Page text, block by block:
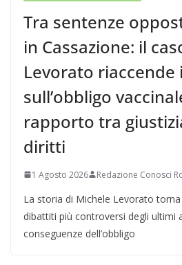
Tra sentenze
in Cassazione: il
Levorato
sull’obbligo
rapporto tra
diritti
1 Agosto 2026 Redazione Conosci
La storia di Michele Levorato
dibattiti più controversi degli ultimi
conseguenze dell’obbligo